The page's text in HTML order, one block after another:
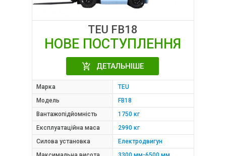
TEU FB18
НОВЕ ПОСТУПЛЕННЯ
ДЕТАЛЬНІШЕ
Марка
TEU
Модель
FB18
Вантажопідйомність
1750 кг
Експлуатаційна маса
2990 кг
Силова установка
Електродвигун